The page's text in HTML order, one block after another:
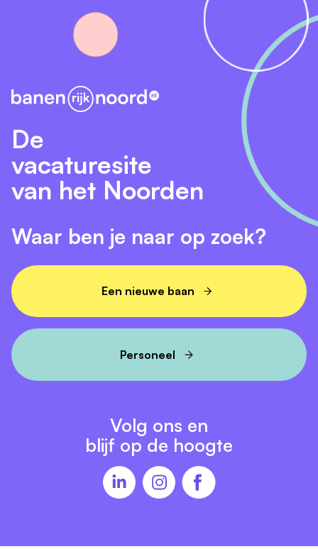
De
vacaturesite
van het Noorden
Waar ben je naar op zoek?
Een nieuwe baan
Personeel
Volg ons en
blijf op de hoogte